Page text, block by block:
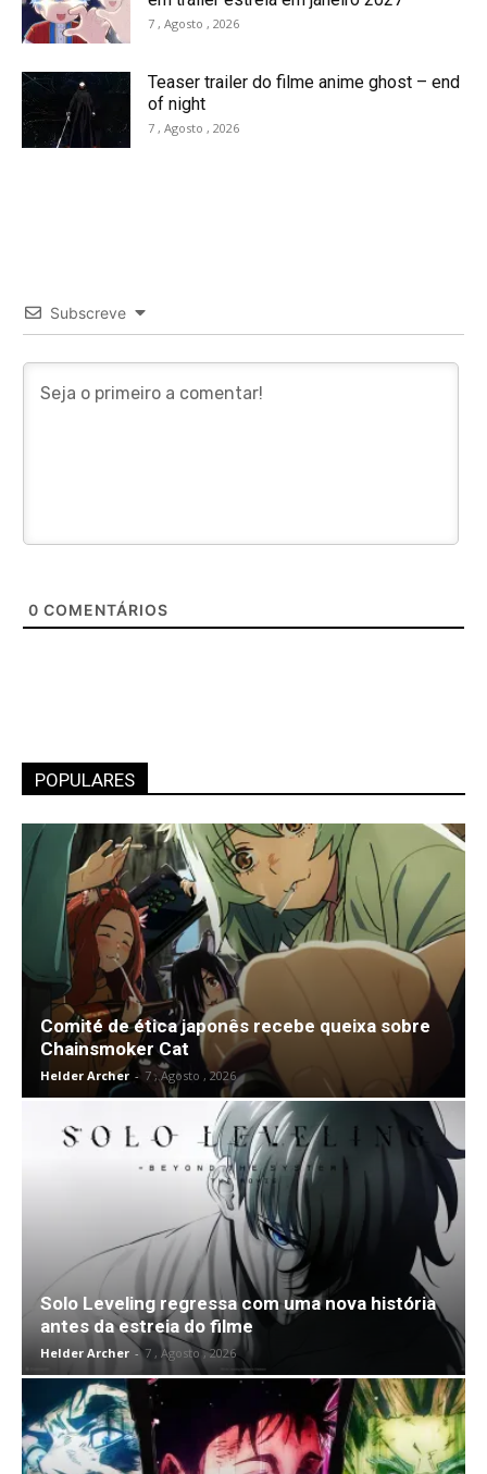
7 , Agosto , 2026
Teaser trailer do filme anime ghost – end
of night
7 , Agosto , 2026
Subscreve
0 COMENTÁRIOS
POPULARES
Comité de ética japonês recebe queixa sobre
Chainsmoker Cat
Helder Archer - 7 , Agosto , 2026
Solo Leveling regressa com uma nova história
antes da estreia do filme
Helder Archer - 7 , Agosto , 2026